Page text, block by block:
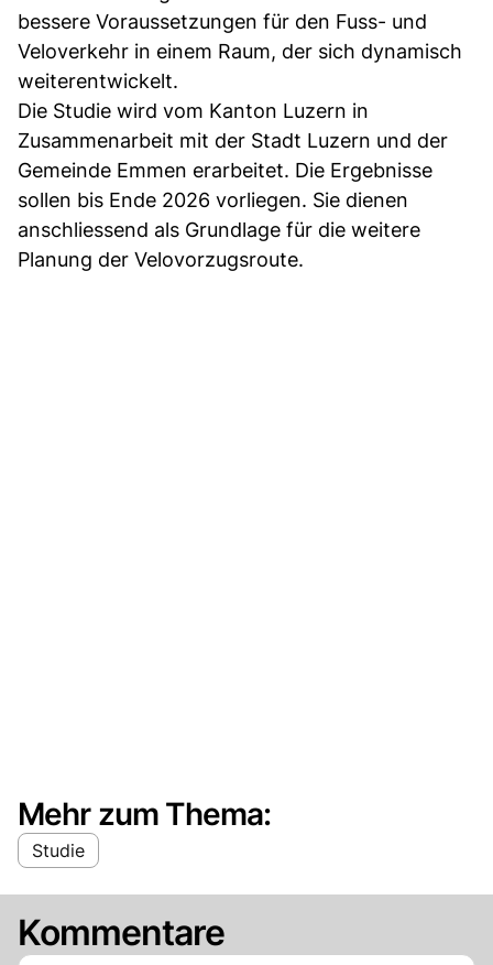
bessere Voraussetzungen für den Fuss- und
Veloverkehr in einem Raum, der sich dynamisch
weiterentwickelt.
Die Studie wird vom Kanton Luzern in
Zusammenarbeit mit der Stadt Luzern und der
Gemeinde Emmen erarbeitet. Die Ergebnisse
sollen bis Ende 2026 vorliegen. Sie dienen
anschliessend als Grundlage für die weitere
Planung der Velovorzugsroute.
Mehr zum Thema:
Studie
Kommentare